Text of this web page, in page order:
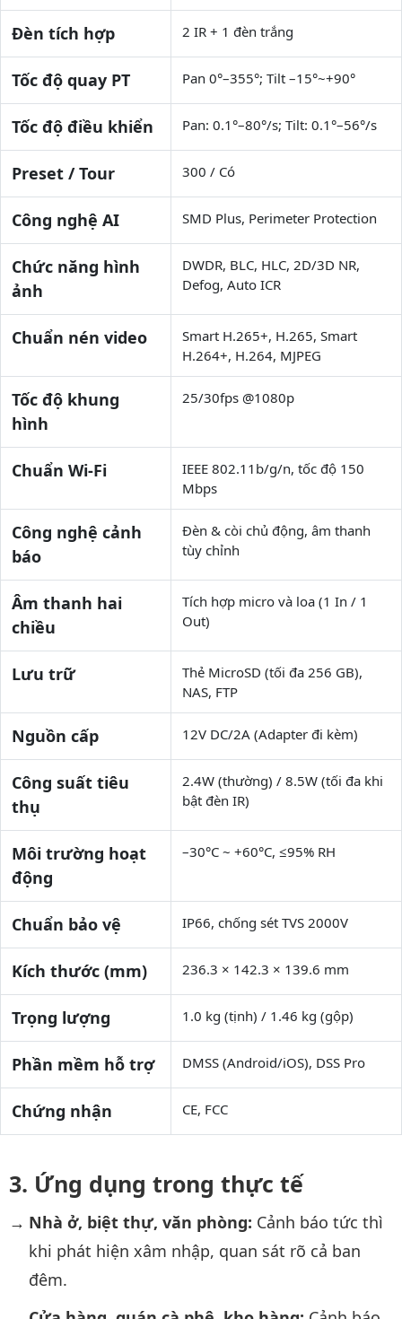
Đèn tích hợp 2 IR + 1 đèn trắng
Tốc độ quay PT Pan 0°–355°; Tilt –15°~+90°
Tốc độ điều khiển Pan: 0.1°–80°/s; Tilt: 0.1°–56°/s
Preset / Tour 300 / Có
Công nghệ AI SMD Plus, Perimeter Protection
Chức năng hình
ảnh
DWDR, BLC, HLC, 2D/3D NR,
Defog, Auto ICR
Chuẩn nén video
Smart H.265+, H.265, Smart
H.264+, H.264, MJPEG
Tốc độ khung
hình
25/30fps @1080p
Chuẩn Wi-Fi
IEEE 802.11b/g/n, tốc độ 150
Mbps
Công nghệ cảnh
báo
Đèn & còi chủ động, âm thanh
tùy chỉnh
Âm thanh hai
chiều
Tích hợp micro và loa (1 In / 1
Out)
Lưu trữ
Thẻ MicroSD (tối đa 256 GB),
NAS, FTP
Nguồn cấp 12V DC/2A (Adapter đi kèm)
Công suất tiêu
thụ
2.4W (thường) / 8.5W (tối đa khi
bật đèn IR)
Môi trường hoạt
động
–30°C ~ +60°C, ≤95% RH
Chuẩn bảo vệ IP66, chống sét TVS 2000V
Kích thước (mm) 236.3 × 142.3 × 139.6 mm
Trọng lượng 1.0 kg (tịnh) / 1.46 kg (gộp)
Phần mềm hỗ trợ DMSS (Android/iOS), DSS Pro
Chứng nhận CE, FCC
Ứng dụng trong thực tế
Nhà ở, biệt thự, văn phòng: Cảnh báo tức thì
khi phát hiện xâm nhập, quan sát rõ cả ban
đêm.